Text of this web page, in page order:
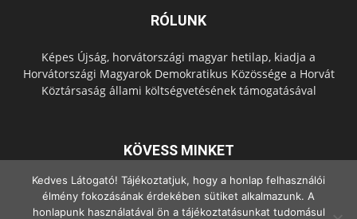
RÓLUNK
Képes Újság, horvátországi magyar hetilap, kiadja a
Horvátországi Magyarok Demokratikus Közössége a Horvát
Köztársaság állami költségvetésének támogatásával
KÖVESS MINKET
Kedves Látogató! Tájékoztatjuk, hogy a honlap felhasználói
élmény fokozásának érdekében sütiket alkalmazunk. A
honlapunk használatával ön a tájékoztatásunkat tudomásul